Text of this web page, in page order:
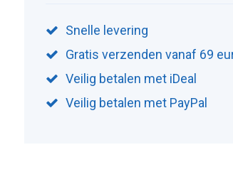
Snelle levering
Gratis verzenden vanaf 69
Veilig betalen met iDeal
Veilig betalen met PayPal